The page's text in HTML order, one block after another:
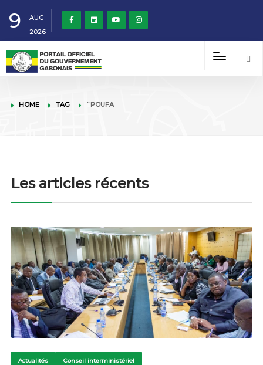
9
AUG
2026
HOME TAG ¨POUFA
Les articles récents
Actualités Conseil interministériel